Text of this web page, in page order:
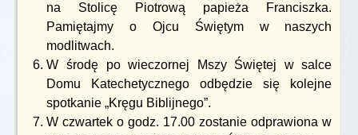
na Stolicę Piotrową papieża Franciszka.
Pamiętajmy o Ojcu Świętym w naszych
modlitwach.
W środę po wieczornej Mszy Świętej w salce
Domu Katechetycznego odbędzie się kolejne
spotkanie „Kręgu Biblijnego”.
W czwartek o godz. 17.00 zostanie odprawiona w